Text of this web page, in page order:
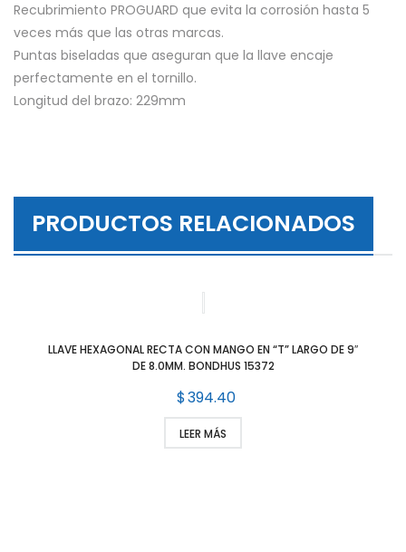
Recubrimiento PROGUARD que evita la corrosión hasta 5
veces más que las otras marcas.
Puntas biseladas que aseguran que la llave encaje
perfectamente en el tornillo.
Longitud del brazo: 229mm
PRODUCTOS RELACIONADOS
LLAVE HEXAGONAL RECTA CON MANGO EN “T” LARGO DE 9″
DE 8.0MM. BONDHUS 15372
$394.40
LEER MÁS